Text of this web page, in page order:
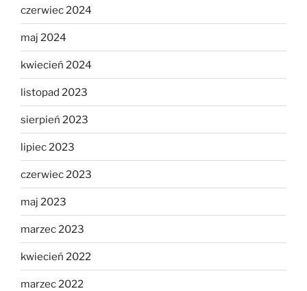
czerwiec 2024
maj 2024
kwiecień 2024
listopad 2023
sierpień 2023
lipiec 2023
czerwiec 2023
maj 2023
marzec 2023
kwiecień 2022
marzec 2022